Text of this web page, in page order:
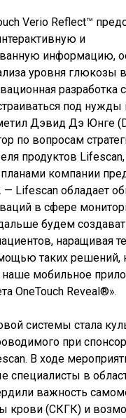
Verio Reflect™
и
информацию,
уровня глюкозы
разработка
под нужды
Дэвид Дэ Юнге
по вопросам
продуктов Lifescan,
компании
— Lifescan обладает
в сфере
будем
наращивая
таких решений,
наше мобильное
OneTouch Reveal®».
системы стала
при
В ходе
специалисты в
важность
крови (СКГК) и